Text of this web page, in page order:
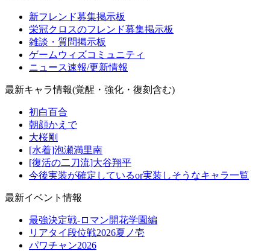
新フレンド募集掲示板
栄冠クロスのフレンド募集掲示板
雑談・質問掲示板
ゲームウィズコミュニティ
ニュース速報/更新情報
最新キャラ情報(覚醒・強化・復刻含む)
初白百合
朝顔かえで
大桜剛
[水着]泡瀬満里南
[復活の二刀流]大谷翔平
今後実装が確定しているor実装しそうなキャラ一覧
最新イベント情報
最強決定戦-ロマン開花学園編
リアタイ段位戦2026夏ノ壱
パワチャン2026